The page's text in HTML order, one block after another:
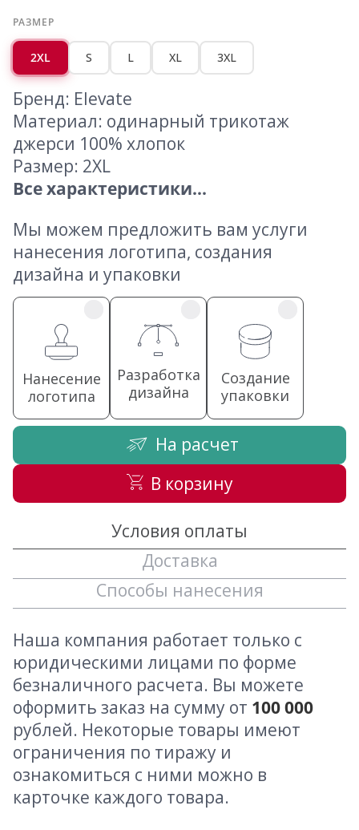
РАЗМЕР
2XL S L XL 3XL
Бренд: Elevate
Материал: одинарный трикотаж
джерси 100% хлопок
Размер: 2XL
Все характеристики...
Мы можем предложить вам услуги
нанесения логотипа, создания
дизайна и упаковки
Нанесение
логотипа
Разработка
дизайна
Создание
упаковки
На расчет
В корзину
Условия оплаты
Доставка
Способы нанесения
Наша компания работает только с
юридическими лицами по форме
безналичного расчета. Вы можете
оформить заказ на сумму от 100 000
рублей. Некоторые товары имеют
ограничения по тиражу и
ознакомиться с ними можно в
карточке каждого товара.